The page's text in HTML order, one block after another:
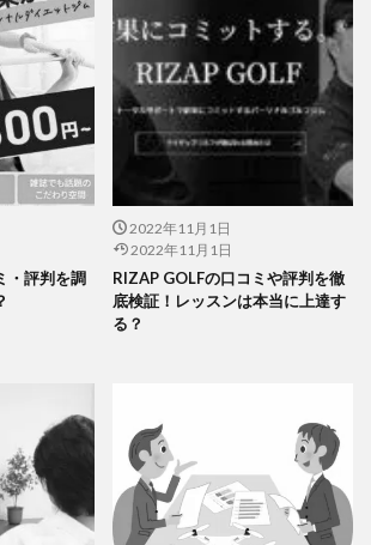
・評判を調
2022年11月1日
2022年11月1日
RIZAP GOLFの口コミや評判を徹
底検証！レッスンは本当に上達す
る？